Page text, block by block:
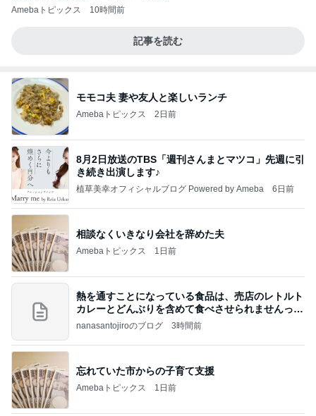
Amebaトピックス 10時間前
記事を読む
モモコ夫 妻や友人と楽しいランチ
Amebaトピックス 2日前
8月2日放送のTBS「週刊さんまとマツコ」先週に引
き続き出演します♪
植草美幸オフィシャルブログ Powered by Ameba 6日前
相談なくいきなり会社を辞めた夫
Amebaトピックス 1日前
熱を通すことになっている食品は、売店のレトルト
カレーとどんぶりを含めて食べさせられませんっ
て、男
nanasantojiroのブログ 3時間前
忘れていた市からの子育て支援
Amebaトピックス 1日前